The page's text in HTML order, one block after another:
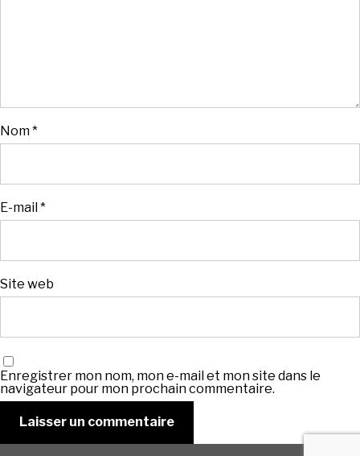
Nom*
E-mail*
Site web
Enregistrer mon nom, mon e-mail et mon site dans le
navigateur pour mon prochain commentaire.